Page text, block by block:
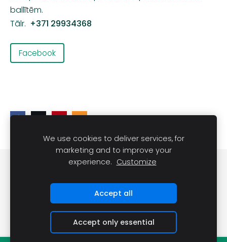
ballītēm.
Tālr. +371 29934368
Facebook
DARĪT UN REDZĒT Sīkdatnes
We use cookies to deliver services, for
marketing and to improve your
experience. Customize
Accept all
Accept only essential